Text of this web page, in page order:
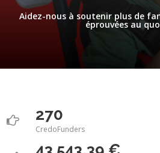
Aidez-nous à soutenir plus de
éprouvées au
270
CredoFunders